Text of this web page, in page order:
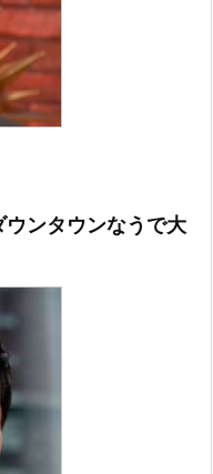
ウンタウンなうで大